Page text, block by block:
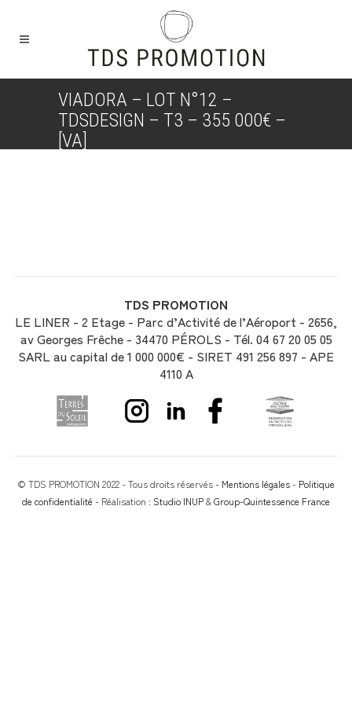
VIADORA – LOT N°12 –
TDSDESIGN – T3 – 355 000€ –
[VA]
TDS PROMOTION
LE LINER - 2 Etage - Parc d’Activité de l’Aéroport - 2656,
av Georges Frêche - 34470 PÉROLS - Tél. 04 67 20 05 05
SARL au capital de 1 000 000€ - SIRET 491 256 897 - APE
4110 A
© TDS PROMOTION 2022 - Tous droits réservés - Mentions légales- Politique
de confidentialité - Réalisation : Studio INUP&Group-Quintessence France